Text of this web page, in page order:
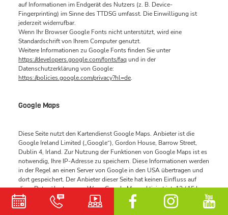
auf Informationen im Endgerät des Nutzers (z. B. Device-
Fingerprinting) im Sinne des TTDSG umfasst. Die Einwilligung ist
jederzeit widerrufbar.
Wenn Ihr Browser Google Fonts nicht unterstützt, wird eine
Standardschrift von Ihrem Computer genutzt.
Weitere Informationen zu Google Fonts finden Sie unter
https://developers.google.com/fonts/faq und in der
Datenschutzerklärung von Google:
https://policies.google.com/privacy?hl=de.
Google Maps
Diese Seite nutzt den Kartendienst Google Maps. Anbieter ist die
Google Ireland Limited („Google“), Gordon House, Barrow Street,
Dublin 4, Irland. Zur Nutzung der Funktionen von Google Maps ist es
notwendig, Ihre IP-Adresse zu speichern. Diese Informationen werden
in der Regel an einen Server von Google in den USA übertragen und
dort gespeichert. Der Anbieter dieser Seite hat keinen Einfluss auf
diese Datenübertragung. Wenn Google Maps aktiviert ist, 12 / 15 kann
Google zum Zwecke der einheitlichen Darstellung der Schriftarten
Google Fonts verwenden. Beim Aufruf von Google Maps lädt Ihr